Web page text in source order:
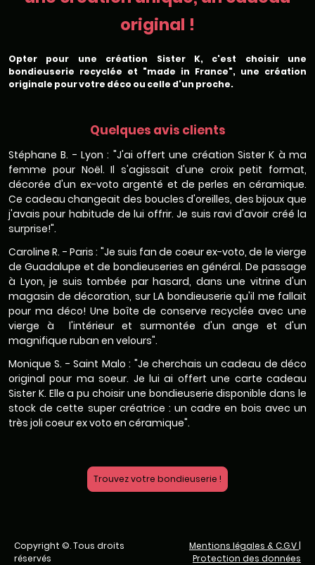
original !
Opter pour une création Sister K, c'est choisir une
bondieuserie recyclée et "made in France", une création
originale pour votre déco ou celle d'un proche.
Quelques avis clients
Stéphane B. - Lyon : "J'ai offert une création Sister K à ma
femme pour Noël. Il s'agissait d'une croix petit format,
décorée d'un ex-voto argenté et de perles en céramique.
Ce cadeau changeait des boucles d'oreilles, des bijoux que
j'avais pour habitude de lui offrir. Je suis ravi d'avoir créé la
surprise!".
Caroline R. - Paris : "Je suis fan de coeur ex-voto, de le vierge
de Guadalupe et de bondieuseries en général. De passage
à Lyon, je suis tombée par hasard, dans une vitrine d'un
magasin de décoration, sur LA bondieuserie qu'il me fallait
pour ma déco! Une boîte de conserve recyclée avec une
vierge à l'intérieur et surmontée d'un ange et d'un
magnifique ruban en velours".
Monique S. - Saint Malo : "Je cherchais un cadeau de déco
original pour ma soeur. Je lui ai offert une carte cadeau
Sister K. Elle a pu choisir une bondieuserie disponible dans le
stock de cette super créatrice : un cadre en bois avec un
très joli coeur ex voto en céramique".
Trouvez votre bondieuserie !
Copyright ©. Tous droits
réservés
Mentions légales & C.G.V |
Protection des données